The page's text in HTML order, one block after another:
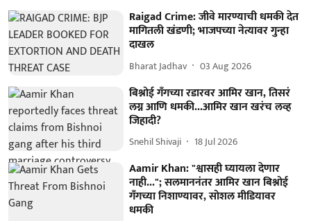
Raigad Crime: जीवे मारण्याची धमकी देत
मागितली खंडणी; भाजपच्या नेत्यावर गुन्हा
दाखल
Bharat Jadhav 03 Aug 2026
बिश्नोई गँगच्या रडारवर आमिर खान, तिसरं
लग्न आणि धमकी...आमिर खान खरंच लव्ह
जिहादी?
Snehil Shivaji 18 Jul 2026
Aamir Khan: "श्वासही घ्यायला देणार
नाही..."; सलमाननंतर आमिर खान बिश्नोई
गँगच्या निशाण्यावर, सोशल मीडियावर
धमकी